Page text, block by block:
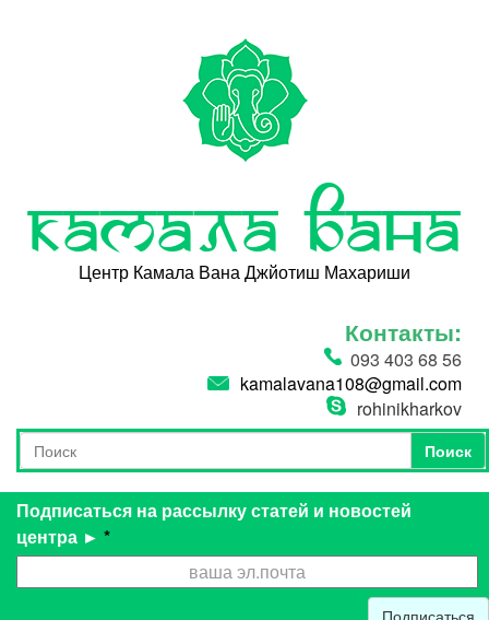
Камала Вана
Центр Камала Вана Джйотиш Махариши
Контакты:
093 403 68 56
kamalavana108@gmail.com
rohinikharkov
Форма поиска
Поиск
Поиск
Подписаться на рассылку статей и новостей
центра ► *
Подписаться